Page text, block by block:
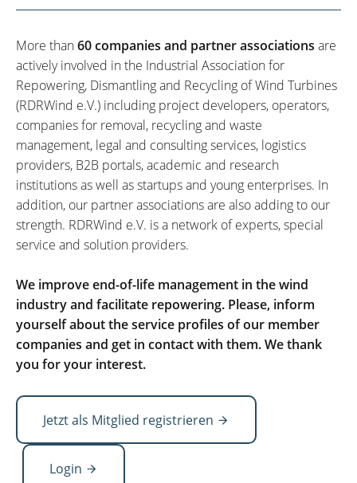
More than60 companies and partner associations are
actively involved in the Industrial Association for
Repowering, Dismantling and Recycling of Wind Turbines
(RDRWind e.V.) including project developers, operators,
companies for removal, recycling and waste
management, legal and consulting services, logistics
providers, B2B portals, academic and research
institutions as well as startups and young enterprises. In
addition, our partner associations are also adding to our
strength. RDRWind e.V. is a network of experts, special
service and solution providers.
We improve end-of-life management in the wind
industry and facilitate repowering. Please, inform
yourself about the service profiles of our member
companies and get in contact with them. We thank
you for your interest.
Jetzt als Mitglied registrieren
Login